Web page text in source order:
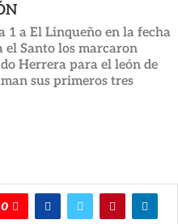
a El Linqueño en la fecha
el Santo los marcaron
Herrera para el león de
sus primeros tres
0